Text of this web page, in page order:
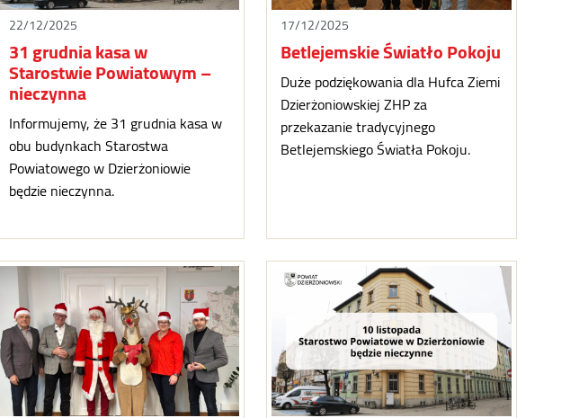
22/12/2025
31 grudnia kasa w
Starostwie Powiatowym –
nieczynna
Informujemy, że 31 grudnia kasa w
obu budynkach Starostwa
Powiatowego w Dzierżoniowie
będzie nieczynna.
17/12/2025
Betlejemskie Światło Pokoju
Duże podziękowania dla Hufca Ziemi
Dzierżoniowskiej ZHP za
przekazanie tradycyjnego
Betlejemskiego Światła Pokoju.